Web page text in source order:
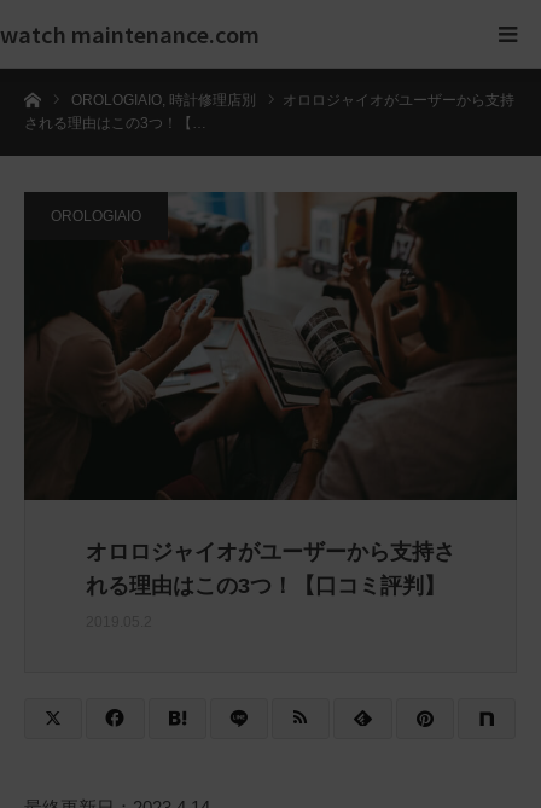
watch maintenance.com
ホームOROLOGIAIO, 時計修理店別
オロロジャイオがユーザーから支持
される理由はこの3つ！【…
OROLOGIAIO
オロロジャイオがユーザーから支持さ
れる理由はこの3つ！【口コミ評判】